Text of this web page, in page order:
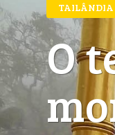
TAILÂNDIA
O